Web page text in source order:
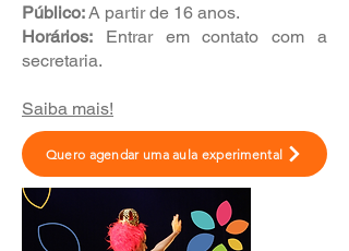
​Público:A partir de 16 anos.
Horários: Entrar em contato com a
secretaria.
Saiba mais!
Quero agendar uma aula experimental